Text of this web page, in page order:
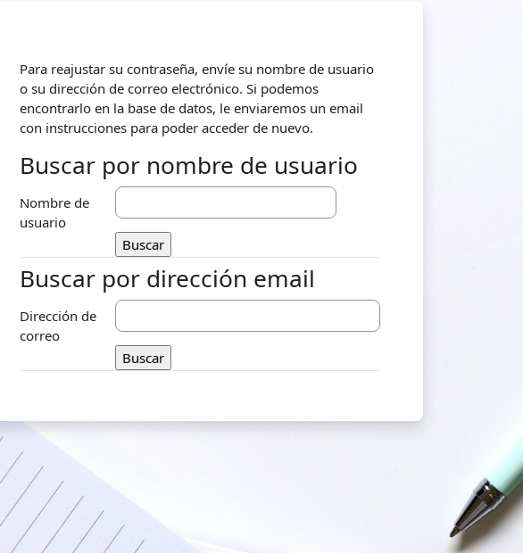
Para reajustar su contraseña, envíe su nombre de usuario
o su dirección de correo electrónico. Si podemos
encontrarlo en la base de datos, le enviaremos un email
con instrucciones para poder acceder de nuevo.
Buscar por nombre de usuario
Buscar por nombre de usuario
Nombre de
usuario
Buscar por dirección email
Buscar por dirección email
Dirección de
correo